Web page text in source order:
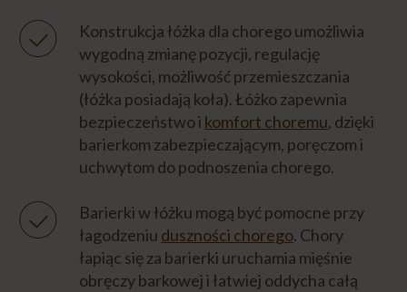
CHORY W ŁÓŻKU
MYCIE CHOREGO
PIELĘGNACJA CHOREGO
PROFILAKTYKA
Konstrukcja łóżka dla chorego umożliwia
wygodną zmianę pozycji, regulację
wysokości, możliwość przemieszczania
(łóżka posiadają koła). Łóżko zapewnia
bezpieczeństwo i komfort choremu, dzięki
barierkom zabezpieczającym, poręczom i
uchwytom do podnoszenia chorego.
Barierki w łóżku mogą być pomocne przy
łagodzeniu duszności chorego. Chory
łapiąc się za barierki uruchamia mięśnie
obręczy barkowej i łatwiej oddycha całą